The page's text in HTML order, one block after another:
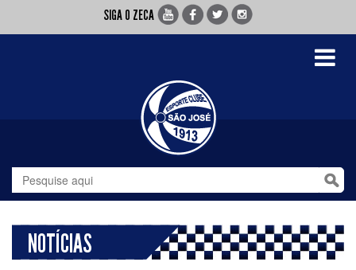
SIGA O ZECA
Toggle
NOTÍCIAS